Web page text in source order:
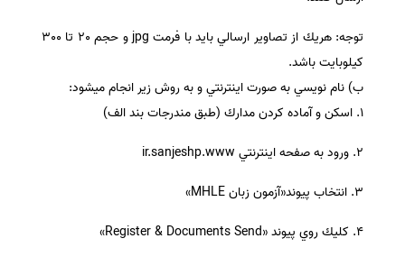
توجه: هريك از تصاوير ارسالي بايد با فرمت jpg و حجم ٢٠ تا ٣٠٠
كيلوبايت باشد.
ب) نام نويسي به صورت اينترنتي و به روش زير انجام ميشود:
١. اسكن و آماده كردن مدارك (طبق مندرجات بند الف)
٢. ورود به صفحه­ اينترنتي ir.sanjeshp.www
٣. انتخاب پيوند«آزمون زبان MHLE»
٤. كليك روي پيوند «Register & Documents Send»